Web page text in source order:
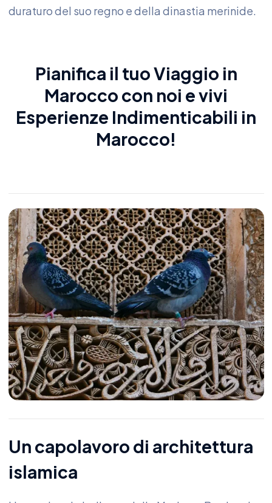
duraturo del suo regno e della dinastia merinide.
Pianifica il tuoViaggio in
Marocco con noi e vivi
Esperienze Indimenticabili in
Marocco!
Un capolavoro di architettura
islamica